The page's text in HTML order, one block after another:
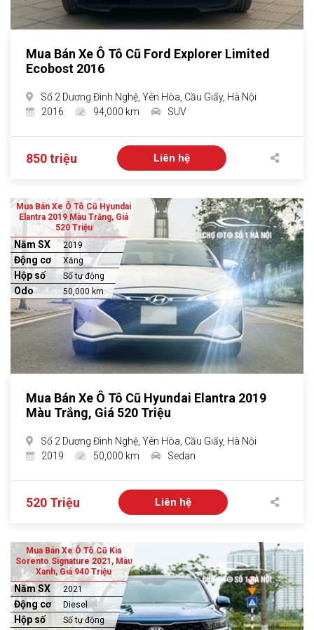
Mua Bán Xe Ô Tô Cũ Ford Explorer Limited
Ecobost 2016
Số 2 Dương Đình Nghệ, Yên Hòa, Cầu Giấy, Hà Nội
2016
94,000 km SUV
850 triệu Liên hệ
Mua Bán Xe Ô Tô Cũ Hyundai
Elantra 2019 Màu Trắng, Giá
520 Triệu
Năm SX 2019
Động cơ Xăng
Hộp số Số tự động
Odo 50,000 km
Mua Bán Xe Ô Tô Cũ Hyundai Elantra 2019
Màu Trắng, Giá 520 Triệu
Số 2 Dương Đình Nghệ, Yên Hòa, Cầu Giấy, Hà Nội
2019
50,000 km Sedan
520 Triệu Liên hệ
Mua Bán Xe Ô Tô Cũ Kia
Sorento Signature 2021, Màu
Xanh, Giá 940 Triệu
Năm SX 2021
Động cơ Diesel
Hộp số Số tự động